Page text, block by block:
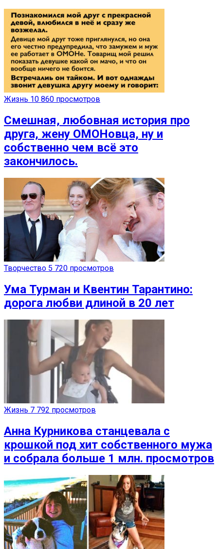
Жизнь 10 860 просмотров
Смешная, любовная история про
друга, жену ОМОНовца, ну и
собственно чем всё это
закончилось.
Творчество 5 720 просмотров
Ума Турман и Квентин Тарантино:
дорога любви длиной в 20 лет
Жизнь 7 792 просмотров
Анна Курникова станцевала с
крошкой под хит собственного мужа
и собрала больше 1 млн. просмотров